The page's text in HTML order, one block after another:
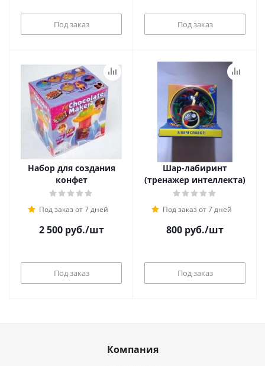
Под заказ Под заказ
Набор для создания
конфет
Под заказ от 7 дней
2 500руб./шт
Под заказ
Шар-лабиринт
(тренажер интеллекта)
Под заказ от 7 дней
800 руб./шт
Под заказ
Компания